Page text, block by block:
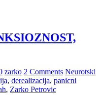
zarko 2 Comments Neurotski
, derealizacija, panicni
, Zarko Petrovic